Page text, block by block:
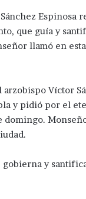
Espinosa
que guía y
llamó en
Víctor
y pidió por el
domingo.
y